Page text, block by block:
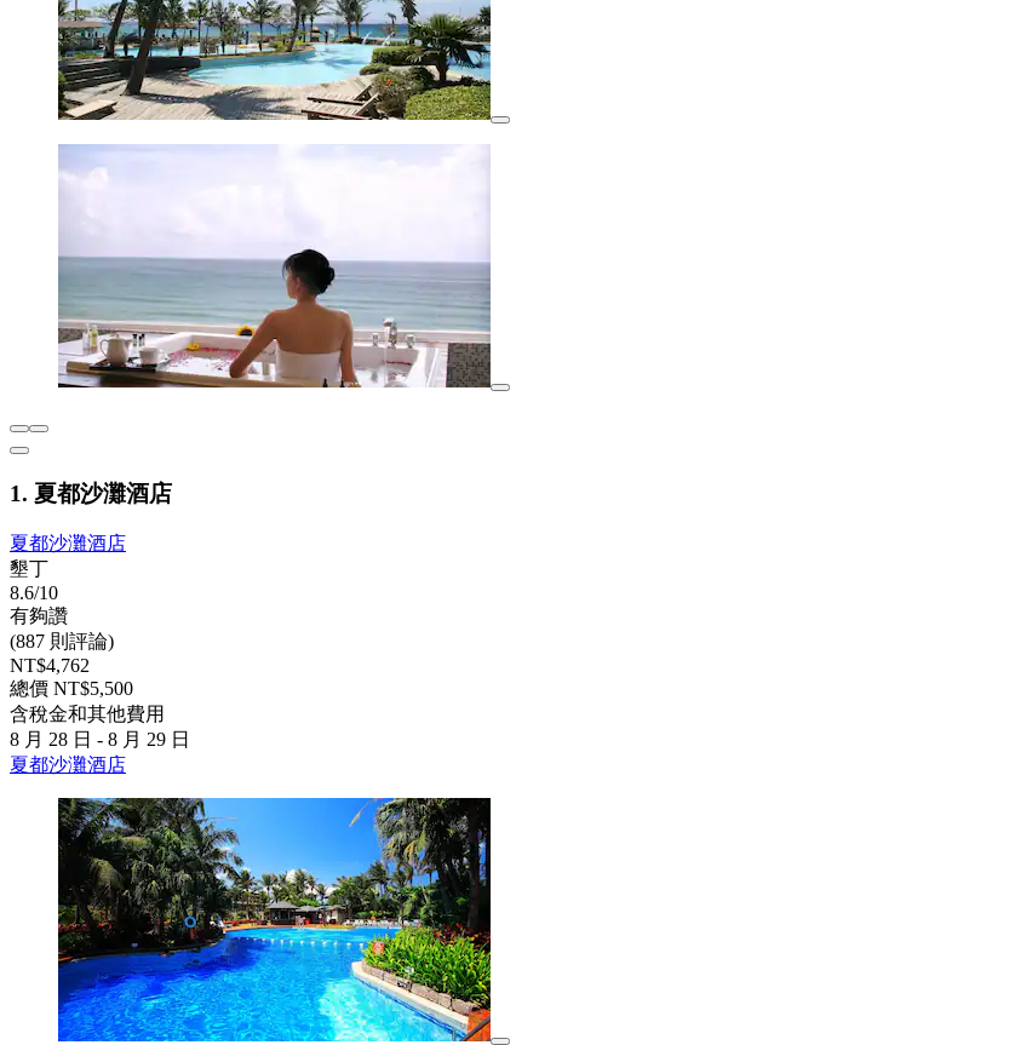
1. 夏都沙灘酒店
夏都沙灘酒店
墾丁
8.6/10
有夠讚
(887 則評論)
NT$4,762
總價 NT$5,500
含稅金和其他費用
8 月 28 日 - 8 月 29 日
夏都沙灘酒店